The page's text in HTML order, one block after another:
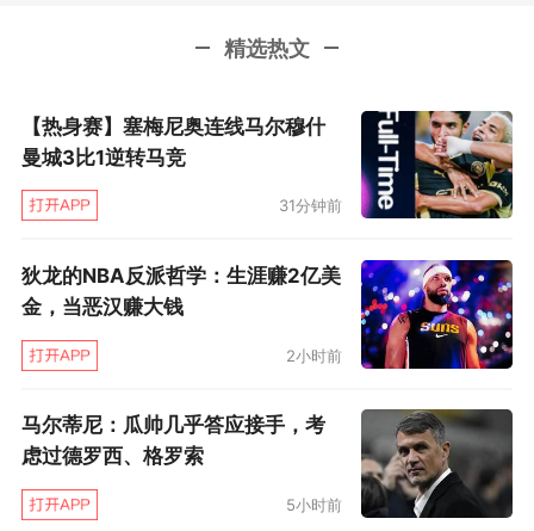
班亚马手上。所幸，亚历山大去年已经拿到了总
杰伦·布朗森或许会是众多不幸者中的一位。这个
赛季凯尔特人和步行者受到伤病影响战力下滑，
赛。
精选热文
【热身赛】塞梅尼奥连线马尔穆什
曼城3比1逆转马竞
31分钟前
狄龙的NBA反派哲学：生涯赚2亿美
金，当恶汉赚大钱
2小时前
马尔蒂尼：瓜帅几乎答应接手，考
虑过德罗西、格罗索
5小时前